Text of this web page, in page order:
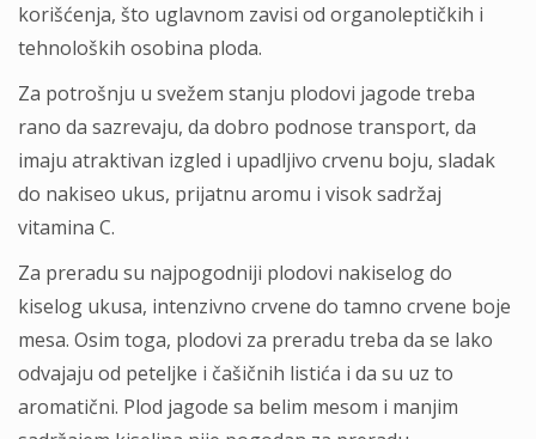
korišćenja, što uglavnom zavisi od organoleptičkih i
tehnoloških osobina ploda.
Za potrošnju u svežem stanju plodovi jagode treba
rano da sazrevaju, da dobro podnose transport, da
imaju atraktivan izgled i upadljivo crvenu boju, sladak
do nakiseo ukus, prijatnu aromu i visok sadržaj
vitamina C.
Za preradu su najpogodniji plodovi nakiselog do
kiselog ukusa, intenzivno crvene do tamno crvene boje
mesa. Osim toga, plodovi za preradu treba da se lako
odvajaju od peteljke i čašičnih listića i da su uz to
aromatični. Plod jagode sa belim mesom i manjim